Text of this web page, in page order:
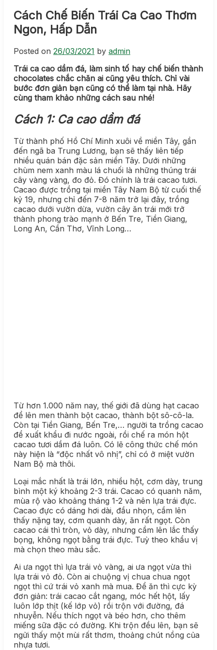
Cách Chế Biến Trái Ca Cao Thơm
Ngon, Hấp Dẫn
Posted on 26/03/2021 by admin
Trái ca cao dầm đá, làm sinh tố hay chế biến thành
chocolates chắc chăn ai cũng yêu thích. Chỉ vài
bước đơn giản bạn cũng có thể làm tại nhà. Hãy
cùng tham khảo những cách sau nhé!
Cách 1: Ca cao dầm đá
Từ thành phố Hồ Chí Minh xuôi về miền Tây, gần
đến ngã ba Trung Lương, bạn sẽ thấy liên tiếp
nhiều quán bán đặc sản miền Tây. Dưới những
chùm nem xanh màu lá chuối là những thúng trái
cây vàng vàng, đo đỏ. Đó chính là trái cacao tươi.
Cacao được trồng tại miền Tây Nam Bộ từ cuối thế
kỷ 19, nhưng chỉ đến 7-8 năm trở lại đây, trồng
cacao dưới vườn dừa, vườn cây ăn trái mới trở
thành phong trào mạnh ở Bến Tre, Tiền Giang,
Long An, Cần Thơ, Vĩnh Long…
Từ hơn 1.000 năm nay, thế giới đã dùng hạt cacao
để lên men thành bột cacao, thành bột sô-cô-la.
Còn tại Tiền Giang, Bến Tre,… người ta trồng cacao
để xuất khẩu đi nước ngoài, rồi chế ra món hột
cacao tươi dầm đá luôn. Có lẽ công thức chế món
này hiện là “độc nhất vô nhị”, chỉ có ở miệt vườn
Nam Bộ mà thôi.
Loại mắc nhất là trái lớn, nhiều hột, cơm dày, trung
bình một ký khoảng 2-3 trái. Cacao có quanh năm,
mùa rộ vào khoảng tháng 1-2 và nên lựa trái đực.
Cacao đực có dáng hơi dài, đầu nhọn, cầm lên
thấy nặng tay, cơm quanh dày, ăn rất ngọt. Còn
cacao cái thì tròn, vỏ dày, nhưng cầm lên lắc thấy
bọng, không ngọt bằng trái đực. Tuỳ theo khẩu vị
mà chọn theo màu sắc.
Ai ưa ngọt thì lựa trái vỏ vàng, ai ưa ngọt vừa thì
lựa trái vỏ đỏ. Còn ai chuộng vị chua chua ngọt
ngọt thì cứ trái vỏ xanh mà mua. Để ăn thì cực kỳ
đơn giản: trái cacao cắt ngang, móc hết hột, lấy
luôn lớp thịt (kế lớp vỏ) rồi trộn với đường, đá
nhuyễn. Nếu thích ngọt và béo hơn, cho thêm
miếng sữa đặc có đường. Khi trộn đều lên, bạn sẽ
ngửi thấy một mùi rất thơm, thoảng chút nồng của
nhựa tươi.